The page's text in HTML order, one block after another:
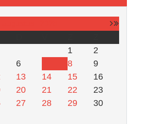
1
2
6 8
9
13 14 15
16
20 21 22
23
27 28 29
30